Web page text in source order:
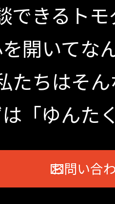
できるト
開いてな
たちはそ
「ゆんた
お問い合